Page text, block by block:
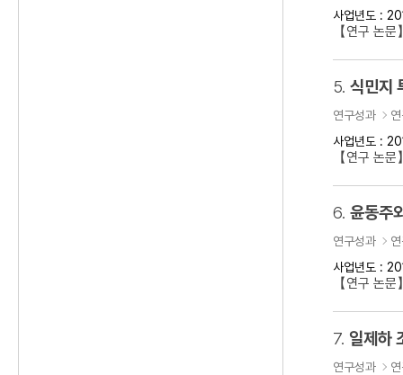
사업년도 :
【연구 논
5. 식민지
연구성과
사업년도 :
【연구 논
6. 윤동주
연구성과
사업년도 :
【연구 논
7. 일제하
연구성과